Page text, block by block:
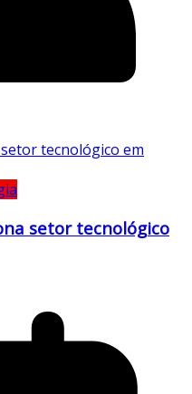
setor tecnológico